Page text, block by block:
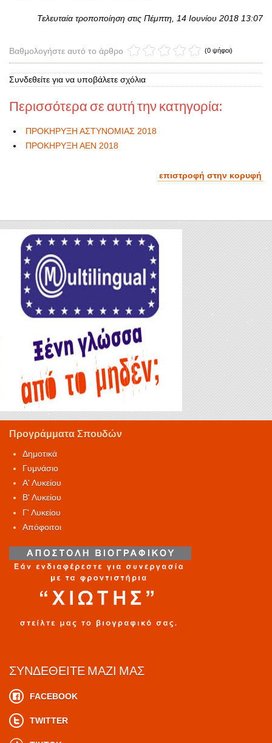
Τελευταία τροποποίηση στις Πέμπτη, 14 Ιουνίου 2018 13:07
Βαθμολογήστε αυτό το άρθρο (0 ψήφοι)
Συνδεθείτε για να υποβάλετε σχόλια
Περισσότερα σε αυτή την κατηγορία:
ΠΡΟΚΗΡΥΞΗ ΑΣΤΥΝΟΜΙΑΣ 2018
ΠΡΟΚΗΡΥΞΗ ΑΕΝ 2018
επιστροφή στην κορυφή
Προγράμματα Σπουδών
Δημοτικά
Γυμνάσιο
Α' Λυκείου
Β' Λυκείου
Γ' Λυκείου
Απόφοιτοι
ΣΥΝΔΕΘΕΊΤΕ ΜΑΖΊ ΜΑΣ
FACEBOOK
TWITTER